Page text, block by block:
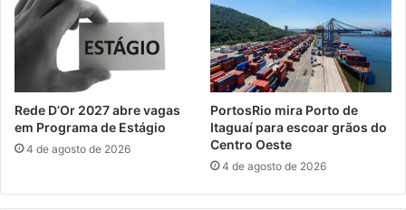
ç
õ
s
p
e
a
e
c
E
l
e
Rede D’Or 2027 abre vagas
em Programa de Estágio
4 de agosto de 2026
PortosRio mira Porto de
Itaguaí para escoar grãos do
Centro Oeste
4 de agosto de 2026